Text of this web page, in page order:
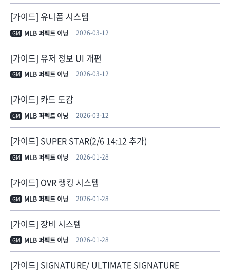
[가이드] 유니폼 시스템
GM MLB 퍼펙트 이닝 2026-03-12
[가이드] 유저 정보 UI 개편
GM MLB 퍼펙트 이닝 2026-03-12
[가이드] 카드 도감
GM MLB 퍼펙트 이닝 2026-03-12
[가이드] SUPER STAR(2/6 14:12 추가)
GM MLB 퍼펙트 이닝 2026-01-28
[가이드] OVR 랭킹 시스템
GM MLB 퍼펙트 이닝 2026-01-28
[가이드] 장비 시스템
GM MLB 퍼펙트 이닝 2026-01-28
[가이드] SIGNATURE/ ULTIMATE SIGNATURE